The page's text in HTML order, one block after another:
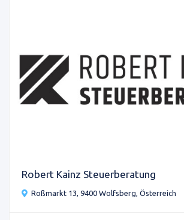
Robert Kainz Steuerberatung
Roßmarkt 13, 9400 Wolfsberg, Österreich